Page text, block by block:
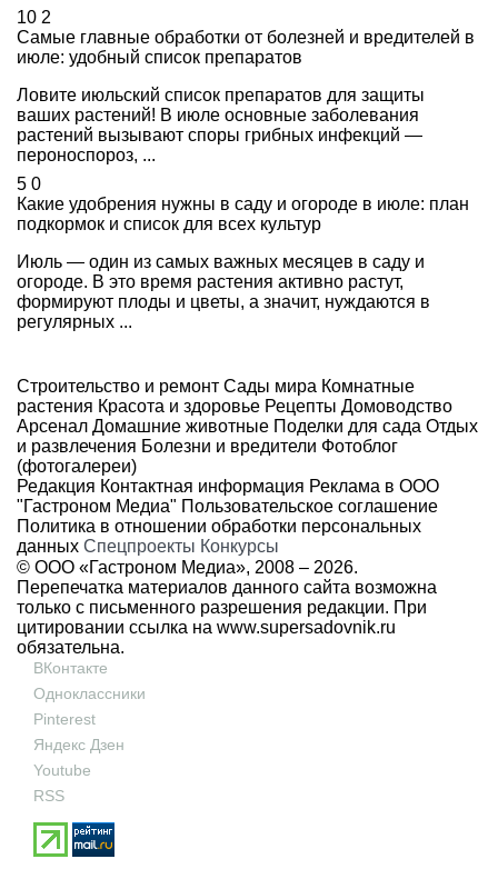
10 2
Самые главные обработки от болезней и вредителей в
июле: удобный список препаратов
Ловите июльский список препаратов для защиты
ваших растений! В июле основные заболевания
растений вызывают споры грибных инфекций —
пероноспороз, ...
5 0
Какие удобрения нужны в саду и огороде в июле: план
подкормок и список для всех культур
Июль — один из самых важных месяцев в саду и
огороде. В это время растения активно растут,
формируют плоды и цветы, а значит, нуждаются в
регулярных ...
Строительство и ремонт Сады мира Комнатные
растения Красота и здоровье Рецепты Домоводство
Арсенал Домашние животные Поделки для сада Отдых
и развлечения Болезни и вредители Фотоблог
(фотогалереи)
Редакция Контактная информация Реклама в ООО
"Гастроном Медиа" Пользовательское соглашение
Политика в отношении обработки персональных
данных Спецпроекты Конкурсы
© ООО «Гастроном Медиа», 2008 – 2026.
Перепечатка материалов данного сайта возможна
только с письменного разрешения редакции. При
цитировании ссылка на www.supersadovnik.ru
обязательна.
ВКонтакте
Одноклассники
Pinterest
Яндекс Дзен
Youtube
RSS